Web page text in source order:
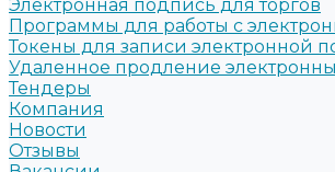
Электронная подпись для торгов
Программы для работы с
Токены для записи электронной
Удаленное продление
Тендеры
Компания
Новости
Отзывы